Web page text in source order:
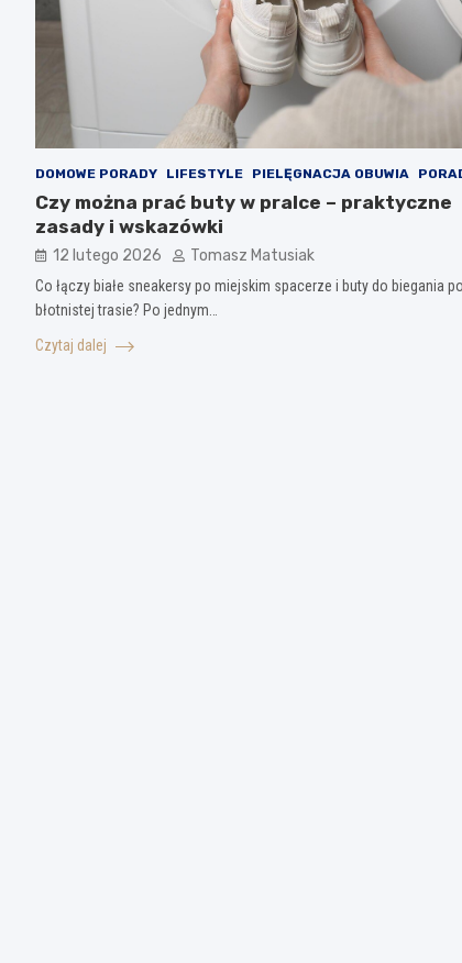
DOMOWE PORADY LIFESTYLE PIELĘGNACJA OBUWIA
Czy można prać buty w pralce – praktyczne
zasady i wskazówki
12 lutego 2026 Tomasz Matusiak
Co łączy białe sneakersy po miejskim spacerze i buty do biegania po
błotnistej trasie? Po jednym…
Czytaj dalej